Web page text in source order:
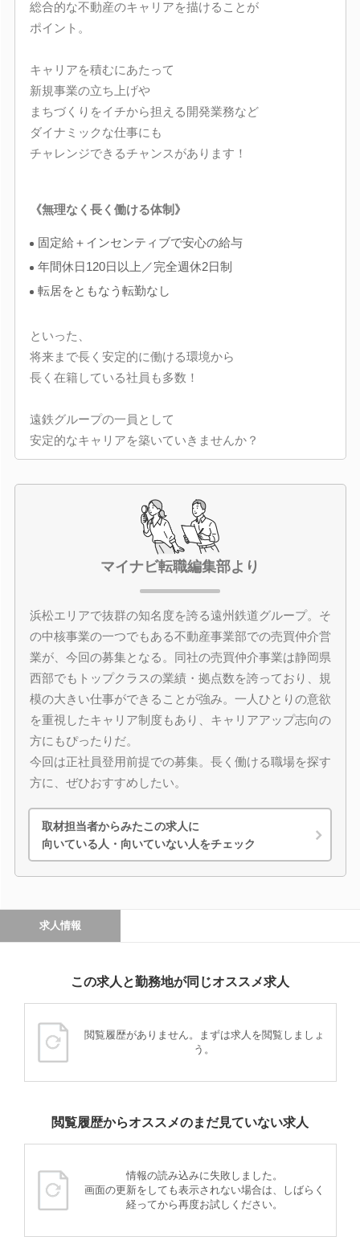
総合的な不動産のキャリアを描けることが
ポイント。
キャリアを積むにあたって
新規事業の立ち上げや
まちづくりをイチから担える開発業務など
ダイナミックな仕事にも
チャレンジできるチャンスがあります！
《無理なく長く働ける体制》
固定給＋インセンティブで安心の給与
年間休日120日以上／完全週休2日制
転居をともなう転勤なし
といった、
将来まで長く安定的に働ける環境から
長く在籍している社員も多数！
遠鉄グループの一員として
安定的なキャリアを築いていきませんか？
マイナビ転職編集部より
浜松エリアで抜群の知名度を誇る遠州鉄道グループ。そ
の中核事業の一つでもある不動産事業部での売買仲介営
業が、今回の募集となる。同社の売買仲介事業は静岡県
西部でもトップクラスの業績・拠点数を誇っており、規
模の大きい仕事ができることが強み。一人ひとりの意欲
を重視したキャリア制度もあり、キャリアアップ志向の
方にもぴったりだ。
今回は正社員登用前提での募集。長く働ける職場を探す
方に、ぜひおすすめしたい。
取材担当者からみたこの求人に
向いている人・向いていない人をチェック
求人情報
この求人と勤務地が同じオススメ求人
閲覧履歴がありません。まずは求人を閲覧しましょ
う。
閲覧履歴からオススメのまだ見ていない求人
情報の読み込みに失敗しました。
画面の更新をしても表示されない場合は、しばらく
経ってから再度お試しください。